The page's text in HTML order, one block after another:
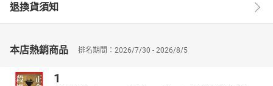
退換貨須知
本店熱銷商品 排名期間：2026/7/30 - 2026/8/5
1